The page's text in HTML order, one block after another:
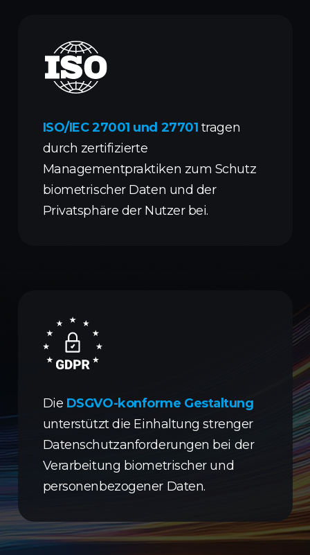
ISO/IEC 27001 und 27701 tragen
durch zertifizierte
Managementpraktiken zum Schutz
biometrischer Daten und der
Privatsphäre der Nutzer bei.
Die DSGVO-konforme Gestaltung
unterstützt die Einhaltung strenger
Datenschutzanforderungen bei der
Verarbeitung biometrischer und
personenbezogener Daten.